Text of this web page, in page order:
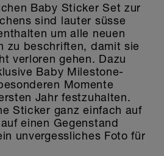
Baby Sticker Set zur
sind lauter süsse
um alle neuen
zu beschriften, damit sie
verloren gehen. Dazu
Baby Milestone-
Momente
Jahr festzuhalten.
Sticker ganz einfach auf
einen Gegenstand
unvergessliches Foto für